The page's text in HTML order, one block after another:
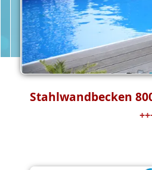
Stahlwandbecken